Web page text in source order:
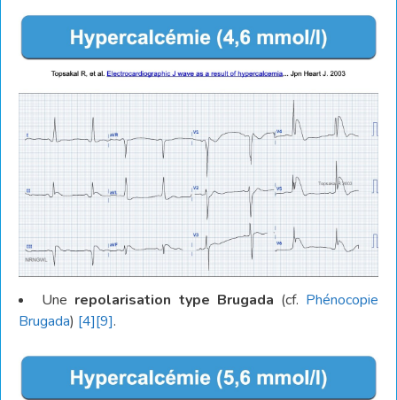
Une repolarisation type Brugada (cf. Phénocopie
Brugada) [4][9].